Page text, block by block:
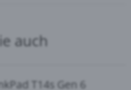
auch
T14s Gen 6